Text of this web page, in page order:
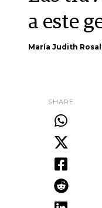
a este
María Judith
SHARE